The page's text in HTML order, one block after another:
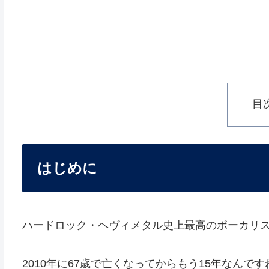
目
はじめに
ハードロック・ヘヴィメタル史上最高のボーカリ
2010年に67歳で亡くなってからもう15年なんです